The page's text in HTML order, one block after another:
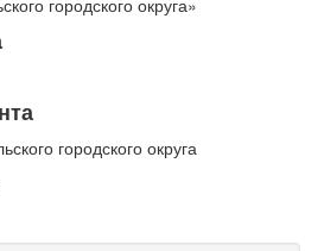
городского округа